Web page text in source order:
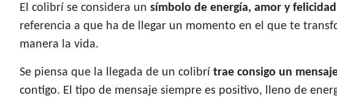
El colibrí se considera un símbolo de energía, amor y felicidad
referencia a que ha de llegar un momento en el que te
manera la vida.
Se piensa que la llegada de un colibrí trae consigo un
contigo. El tipo de mensaje siempre es positivo, lleno de